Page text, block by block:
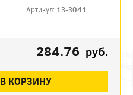
Артикул: 13-3041
284.76 руб.
В КОРЗИНУ